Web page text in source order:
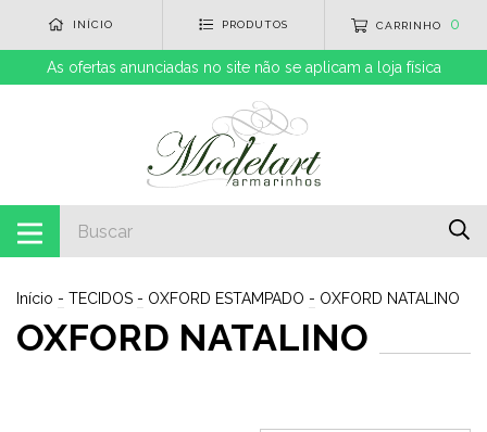
INÍCIO PRODUTOS CARRINHO 0
As ofertas anunciadas no site não se aplicam a loja física
Início - TECIDOS - OXFORD ESTAMPADO - OXFORD NATALINO
OXFORD NATALINO